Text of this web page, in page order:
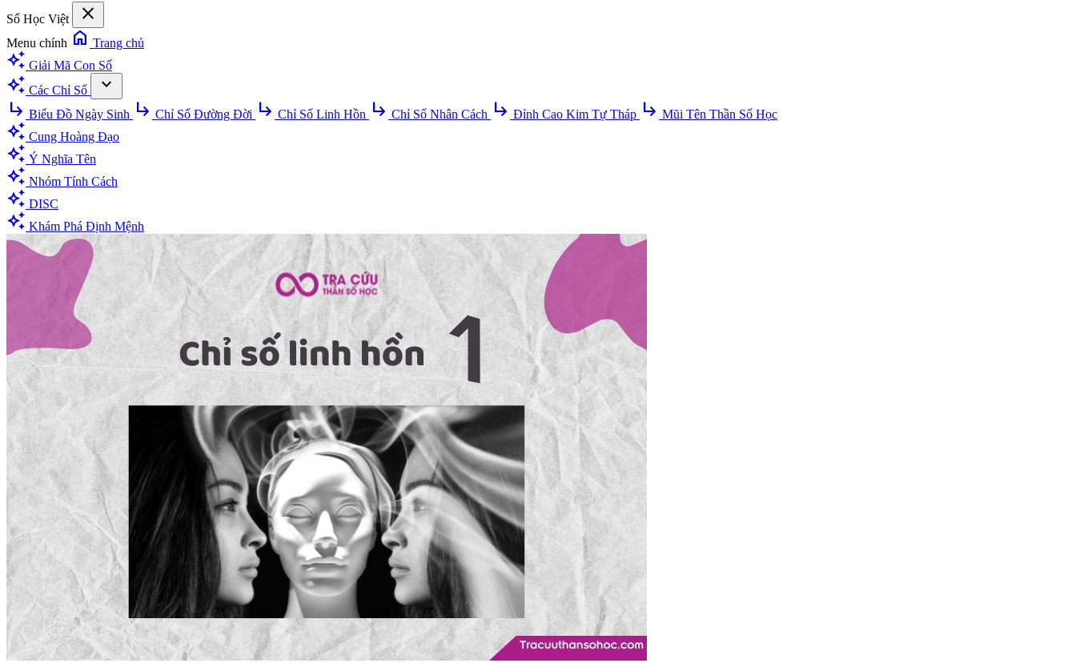
Số Học Việt close
Menu chính home Trang chủ
auto_awesome Giải Mã Con Số
auto_awesome Các Chỉ Số
expand_more
subdirectory_arrow_right Biểu Đồ Ngày Sinh subdirectory_arrow_right Chỉ Số Đường Đời subdirectory_arrow_right Chỉ Số Linh Hồn subdirectory_arrow_right Chỉ Số Nhân Cách subdirectory_arrow_right Đỉnh Cao Kim Tự Tháp subdirectory_arrow_right Mũi Tên Thần Số Học
auto_awesome Cung Hoàng Đạo
auto_awesome Ý Nghĩa Tên
auto_awesome Nhóm Tính Cách
auto_awesome DISC
auto_awesome Khám Phá Định Mệnh